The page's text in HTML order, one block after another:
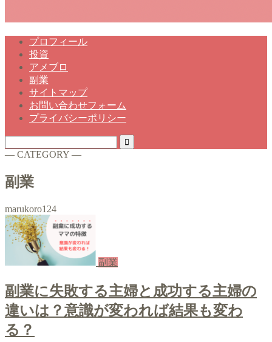
プロフィール
投資
アメブロ
副業
サイトマップ
お問い合わせフォーム
プライバシーポリシー
― CATEGORY ―
副業
marukoro124
副業
副業に失敗する主婦と成功する主婦の
違いは？意識が変われば結果も変わ
る？